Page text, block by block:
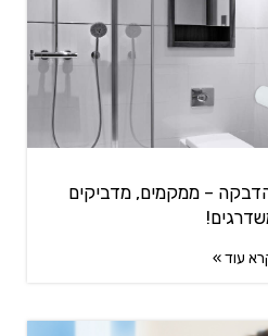
– ממקמים, מדביקים
עוד »